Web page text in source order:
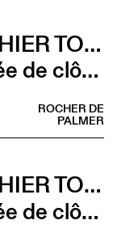
GAUTHIER TOUX TRIO / LOUIS JUCKER / YILIAN CAÑIZARES
Journée de clôture du FAB (Gauthier Toux Trio)
ROCHER DE
PALMER
GAUTHIER TOUX TRIO / LOUIS JUCKER / YILIAN CAÑIZARES
Journée de clôture du FAB (Louis Jucker)